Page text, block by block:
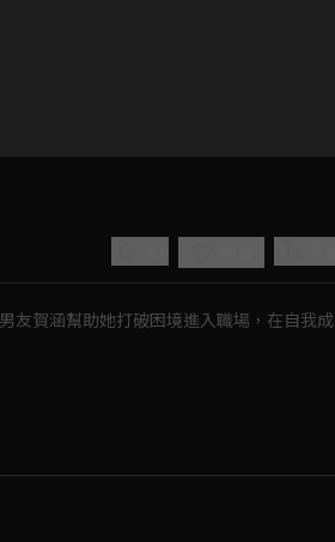
友賀涵幫助她打破困境進入職場，在自我成